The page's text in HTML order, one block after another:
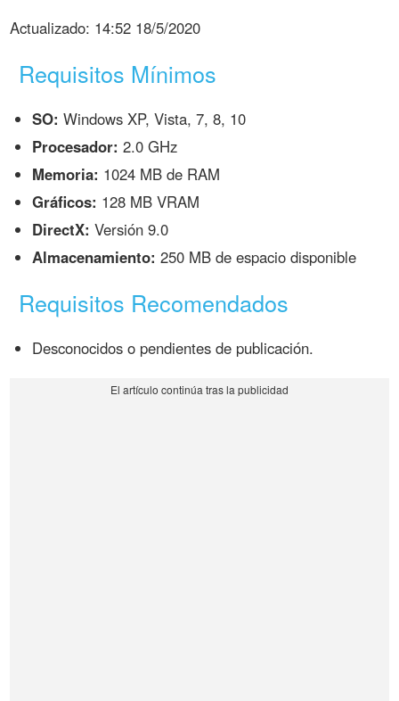
Actualizado: 14:52 18/5/2020
Requisitos Mínimos
SO: Windows XP, Vista, 7, 8, 10
Procesador: 2.0 GHz
Memoria: 1024 MB de RAM
Gráficos: 128 MB VRAM
DirectX: Versión 9.0
Almacenamiento: 250 MB de espacio disponible
Requisitos Recomendados
Desconocidos o pendientes de publicación.